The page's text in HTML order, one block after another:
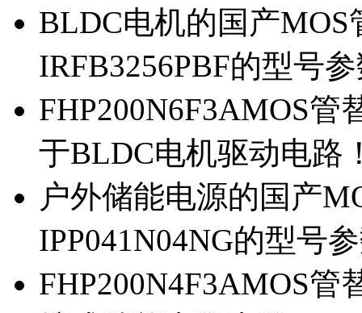
BLDC电机的国产MOS
IRFB3256PBF的型号
FHP200N6F3AMOS管
于BLDC电机驱动电路
户外储能电源的国产
IPP041N04NG的型号
FHP200N4F3AMOS管